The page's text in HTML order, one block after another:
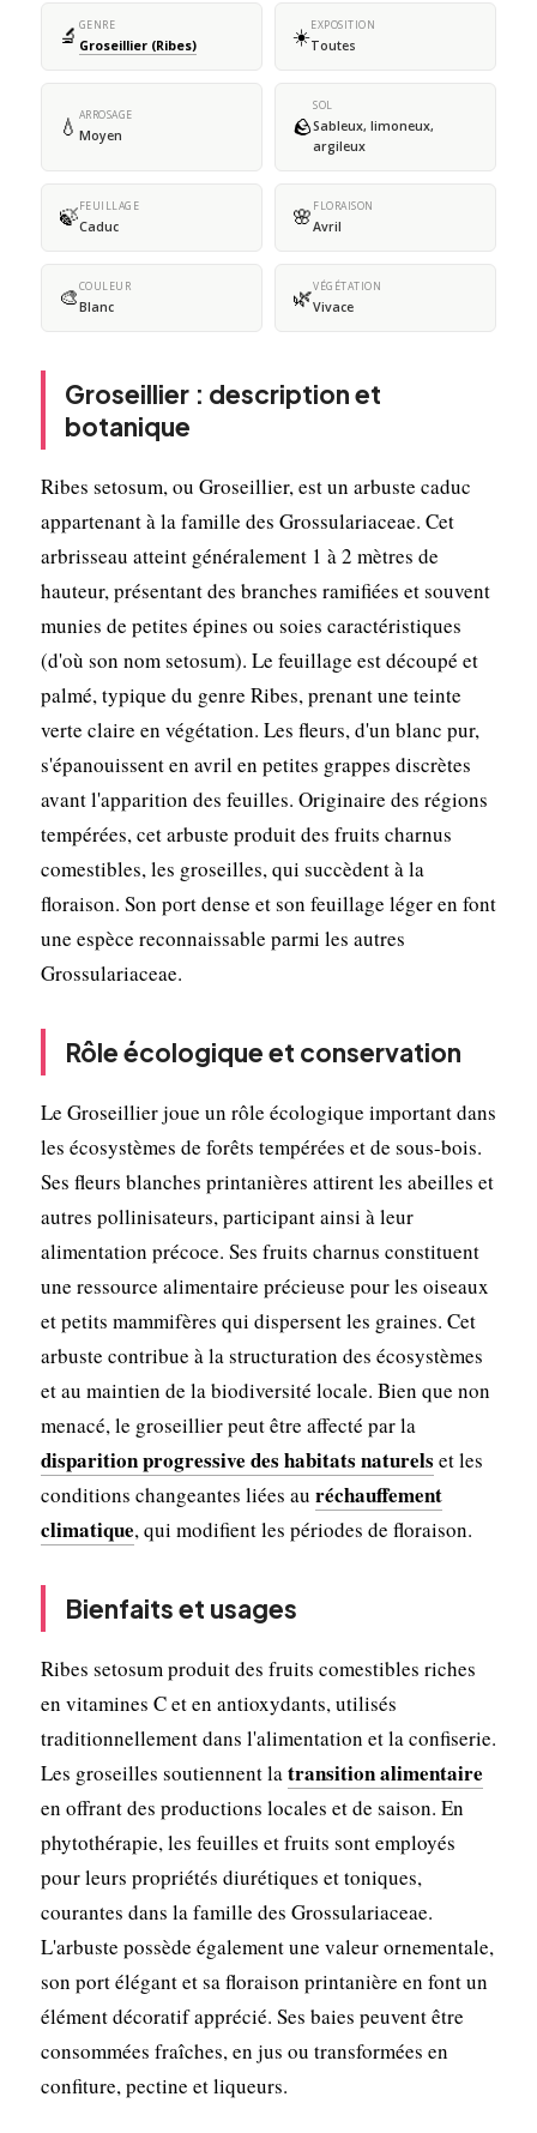
🔬 GENRE
Groseillier (Ribes) ☀️EXPOSITION
Toutes
💧 ARROSAGE
Moyen 🪨
SOL
Sableux, limoneux,
argileux
🍃FEUILLAGE
Caduc 🌸 FLORAISON
Avril
🎨COULEUR
Blanc 🌿VÉGÉTATION
Vivace
Groseillier : description et
botanique
Ribes setosum, ou Groseillier, est un arbuste caduc
appartenant à la famille des Grossulariaceae. Cet
arbrisseau atteint généralement 1 à 2 mètres de
hauteur, présentant des branches ramifiées et souvent
munies de petites épines ou soies caractéristiques
(d'où son nom setosum). Le feuillage est découpé et
palmé, typique du genre Ribes, prenant une teinte
verte claire en végétation. Les fleurs, d'un blanc pur,
s'épanouissent en avril en petites grappes discrètes
avant l'apparition des feuilles. Originaire des régions
tempérées, cet arbuste produit des fruits charnus
comestibles, les groseilles, qui succèdent à la
floraison. Son port dense et son feuillage léger en font
une espèce reconnaissable parmi les autres
Grossulariaceae.
Rôle écologique et conservation
Le Groseillier joue un rôle écologique important dans
les écosystèmes de forêts tempérées et de sous-bois.
Ses fleurs blanches printanières attirent les abeilles et
autres pollinisateurs, participant ainsi à leur
alimentation précoce. Ses fruits charnus constituent
une ressource alimentaire précieuse pour les oiseaux
et petits mammifères qui dispersent les graines. Cet
arbuste contribue à la structuration des écosystèmes
et au maintien de la biodiversité locale. Bien que non
menacé, le groseillier peut être affecté par la
disparition progressive des habitats naturels et les
conditions changeantes liées au réchauffement
climatique, qui modifient les périodes de floraison.
Bienfaits et usages
Ribes setosum produit des fruits comestibles riches
en vitamines C et en antioxydants, utilisés
traditionnellement dans l'alimentation et la confiserie.
Les groseilles soutiennent latransition alimentaire
en offrant des productions locales et de saison. En
phytothérapie, les feuilles et fruits sont employés
pour leurs propriétés diurétiques et toniques,
courantes dans la famille des Grossulariaceae.
L'arbuste possède également une valeur ornementale,
son port élégant et sa floraison printanière en font un
élément décoratif apprécié. Ses baies peuvent être
consommées fraîches, en jus ou transformées en
confiture, pectine et liqueurs.